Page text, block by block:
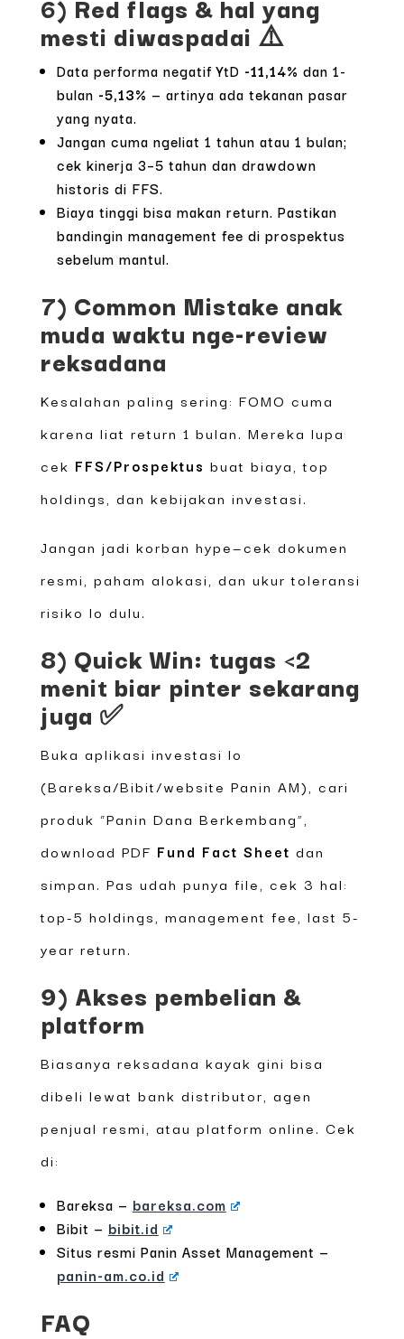
mesti diwaspadai ⚠️
Data performa negatif YtD -11,14% dan 1-
bulan -5,13% — artinya ada tekanan pasar
yang nyata.
Jangan cuma ngeliat 1 tahun atau 1 bulan;
cek kinerja 3–5 tahun dan drawdown
historis di FFS.
Biaya tinggi bisa makan return. Pastikan
bandingin management fee di prospektus
sebelum mantul.
7) Common Mistake anak
muda waktu nge-review
reksadana
Kesalahan paling sering: FOMO cuma
karena liat return 1 bulan. Mereka lupa
cek FFS/Prospektus buat biaya, top
holdings, dan kebijakan investasi.
Jangan jadi korban hype—cek dokumen
resmi, paham alokasi, dan ukur toleransi
risiko lo dulu.
8) Quick Win: tugas <2
menit biar pinter sekarang
juga ✅
Buka aplikasi investasi lo
(Bareksa/Bibit/website Panin AM), cari
produk “Panin Dana Berkembang”,
download PDF Fund Fact Sheet dan
simpan. Pas udah punya file, cek 3 hal:
top-5 holdings, management fee, last 5-
year return.
9) Akses pembelian &
platform
Biasanya reksadana kayak gini bisa
dibeli lewat bank distributor, agen
penjual resmi, atau platform online. Cek
di:
Bareksa — bareksa.com
Bibit — bibit.id
Situs resmi Panin Asset Management —
panin-am.co.id
FAQ